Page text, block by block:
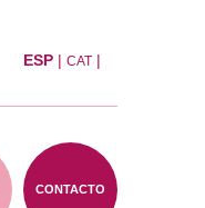
ESP| CAT|
CONTACTO